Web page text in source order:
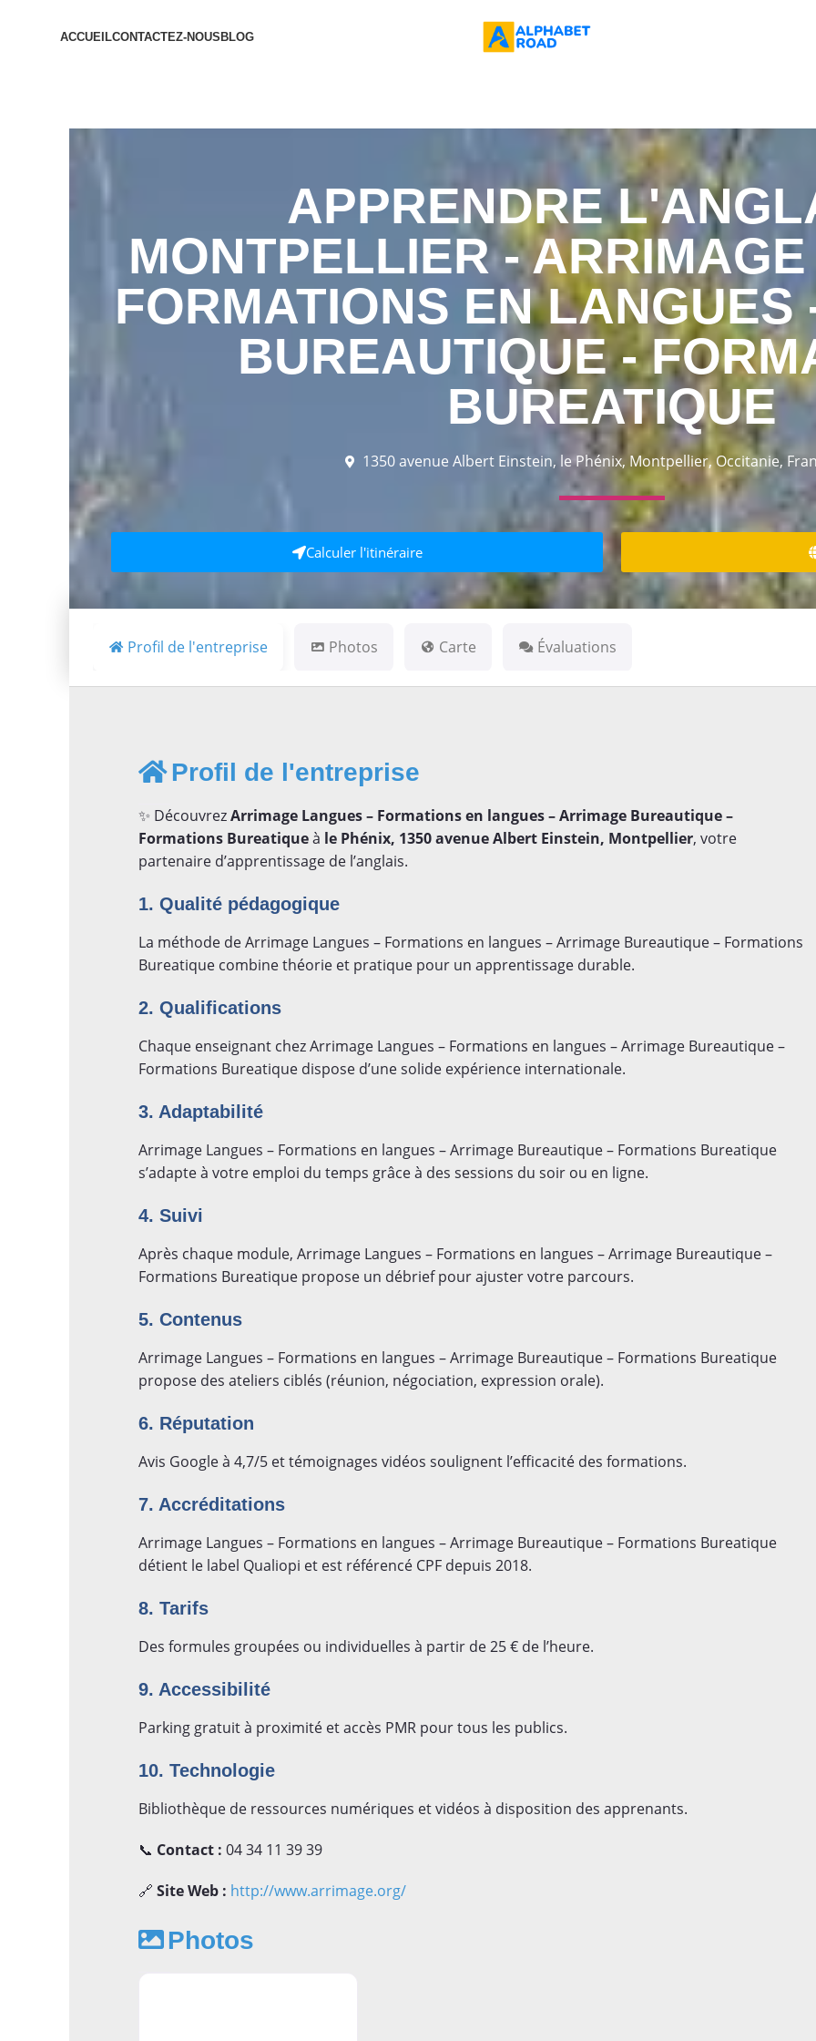
ACCUEILCONTACTEZ-NOUS BLOG
APPRENDRE
MONTPELLIER -
FORMATIONS EN LANGUES
BUREAUTIQUE -
BUREATIQUE
1350 avenue Albert Einstein, le Phénix, Montpellier, Occitanie,
Calculer l'itinéraire
Profil de l'entreprise Photos Carte Évaluations
Profil de l'entreprise
✨ DécouvrezArrimage Langues – Formations en langues – Arrimage Bureautique –
Formations Bureatiqueà le Phénix, 1350 avenue Albert Einstein, Montpellier, votre
partenaire d’apprentissage de l’anglais.
1. Qualité pédagogique
La méthode de Arrimage Langues – Formations en langues – Arrimage Bureautique – Formations
Bureatique combine théorie et pratique pour un apprentissage durable.
2. Qualifications
Chaque enseignant chez Arrimage Langues – Formations en langues – Arrimage Bureautique –
Formations Bureatique dispose d’une solide expérience internationale.
3. Adaptabilité
Arrimage Langues – Formations en langues – Arrimage Bureautique – Formations Bureatique
s’adapte à votre emploi du temps grâce à des sessions du soir ou en ligne.
4. Suivi
Après chaque module, Arrimage Langues – Formations en langues – Arrimage Bureautique –
Formations Bureatique propose un débrief pour ajuster votre parcours.
5. Contenus
Arrimage Langues – Formations en langues – Arrimage Bureautique – Formations Bureatique
propose des ateliers ciblés (réunion, négociation, expression orale).
6. Réputation
Avis Google à 4,7/5 et témoignages vidéos soulignent l’efficacité des formations.
7. Accréditations
Arrimage Langues – Formations en langues – Arrimage Bureautique – Formations Bureatique
détient le label Qualiopi et est référencé CPF depuis 2018.
8. Tarifs
Des formules groupées ou individuelles à partir de 25 € de l’heure.
9. Accessibilité
Parking gratuit à proximité et accès PMR pour tous les publics.
10. Technologie
Bibliothèque de ressources numériques et vidéos à disposition des apprenants.
📞 Contact : 04 34 11 39 39
🔗 Site Web : http://www.arrimage.org/
Photos